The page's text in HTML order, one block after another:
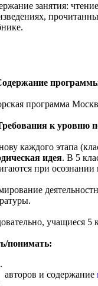
занятия:
программа
к уровню
каждого этапа
идея. В 5
при осознании
учащиеся 5
понимать:
авторов и содержание